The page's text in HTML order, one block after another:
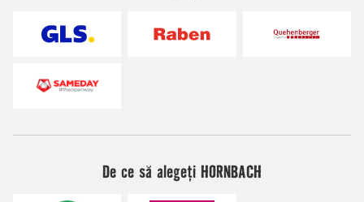
De ce să alegeți HORNBACH